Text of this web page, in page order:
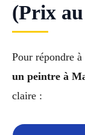
(Prix au
Pour répondre
un peintre à
claire :